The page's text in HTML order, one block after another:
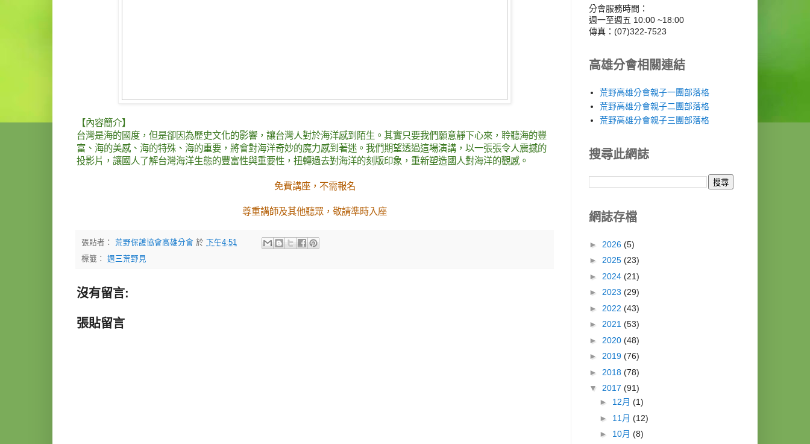
【內容簡介】
台灣是海的國度，但是卻因為歷史文化的影響，讓台灣人對於海洋感到陌生。其實只要我們願意靜下心來，聆聽海的豐
富、海的美感、海的特殊、海的重要，將會對海洋奇妙的魔力感到著迷。我們期望透過這場演講，以一張張令人震撼的
投影片，讓國人了解台灣海洋生態的豐富性與重要性，扭轉過去對海洋的刻版印象，重新塑造國人對海洋的觀感。
免費講座，不需報名
尊重講師及其他聽眾，敬請準時入座
張貼者： 荒野保護協會高雄分會 於 下午4:51
標籤： 週三荒野見
沒有留言:
張貼留言
分會服務時間：
週一至週五 10:00 ~18:00
傳真：(07)322-7523
高雄分會相關連結
荒野高雄分會親子一團部落格
荒野高雄分會親子二團部落格
荒野高雄分會親子三團部落格
搜尋此網誌
網誌存檔
► 2026 (5)
► 2025 (23)
► 2024 (21)
► 2023 (29)
► 2022 (43)
► 2021 (53)
► 2020 (48)
► 2019 (76)
► 2018 (78)
▼ 2017 (91)
► 12月 (1)
► 11月 (12)
► 10月 (8)